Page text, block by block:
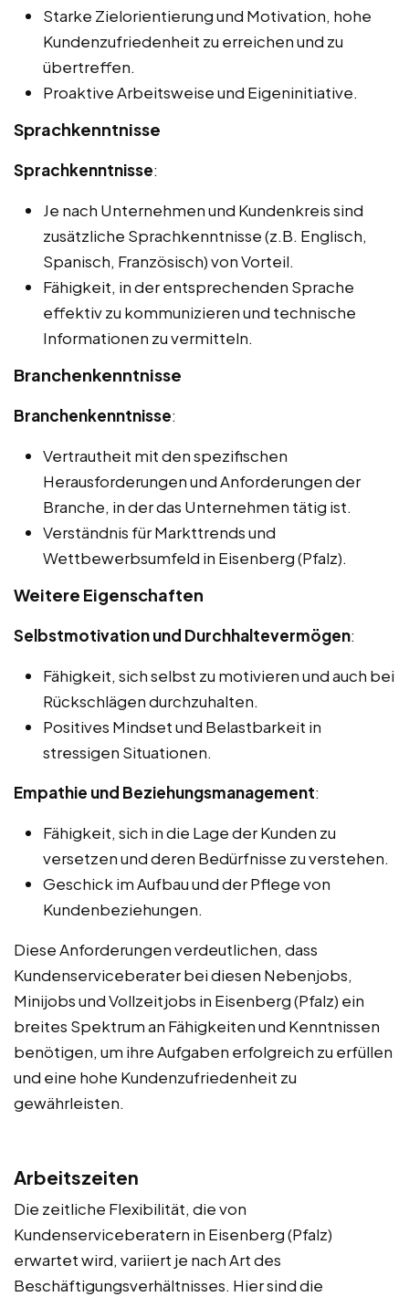
Starke Zielorientierung und Motivation, hohe
Kundenzufriedenheit zu erreichen und zu
übertreffen.
Proaktive Arbeitsweise und Eigeninitiative.
Sprachkenntnisse
Sprachkenntnisse:
Je nach Unternehmen und Kundenkreis sind
zusätzliche Sprachkenntnisse (z.B. Englisch,
Spanisch, Französisch) von Vorteil.
Fähigkeit, in der entsprechenden Sprache
effektiv zu kommunizieren und technische
Informationen zu vermitteln.
Branchenkenntnisse
Branchenkenntnisse:
Vertrautheit mit den spezifischen
Herausforderungen und Anforderungen der
Branche, in der das Unternehmen tätig ist.
Verständnis für Markttrends und
Wettbewerbsumfeld in Eisenberg (Pfalz).
Weitere Eigenschaften
Selbstmotivation und Durchhaltevermögen:
Fähigkeit, sich selbst zu motivieren und auch bei
Rückschlägen durchzuhalten.
Positives Mindset und Belastbarkeit in
stressigen Situationen.
Empathie und Beziehungsmanagement:
Fähigkeit, sich in die Lage der Kunden zu
versetzen und deren Bedürfnisse zu verstehen.
Geschick im Aufbau und der Pflege von
Kundenbeziehungen.
Diese Anforderungen verdeutlichen, dass
Kundenserviceberater bei diesen Nebenjobs,
Minijobs und Vollzeitjobs in Eisenberg (Pfalz) ein
breites Spektrum an Fähigkeiten und Kenntnissen
benötigen, um ihre Aufgaben erfolgreich zu erfüllen
und eine hohe Kundenzufriedenheit zu
gewährleisten.
Arbeitszeiten
Die zeitliche Flexibilität, die von
Kundenserviceberatern in Eisenberg (Pfalz)
erwartet wird, variiert je nach Art des
Beschäftigungsverhältnisses. Hier sind die